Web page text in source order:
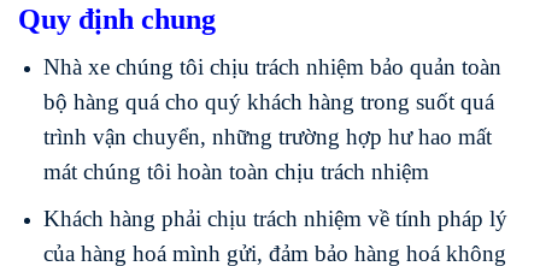
Quy định chung
Nhà xe chúng tôi chịu trách nhiệm bảo quản toàn
bộ hàng quá cho quý khách hàng trong suốt quá
trình vận chuyển, những trường hợp hư hao mất
mát chúng tôi hoàn toàn chịu trách nhiệm
Khách hàng phải chịu trách nhiệm về tính pháp lý
của hàng hoá mình gửi, đảm bảo hàng hoá không